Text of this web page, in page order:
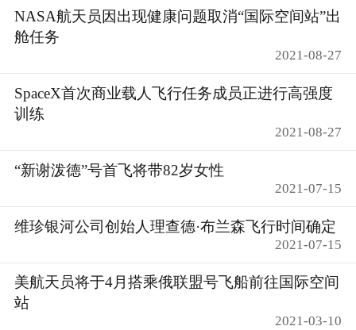
NASA航天员因出现健康问题取消“国际空间站”出
舱任务
2021-08-27
SpaceX首次商业载人飞行任务成员正进行高强度
训练
2021-08-27
“新谢泼德”号首飞将带82岁女性
2021-07-15
维珍银河公司创始人理查德·布兰森飞行时间确定
2021-07-15
美航天员将于4月搭乘俄联盟号飞船前往国际空间
站
2021-03-10